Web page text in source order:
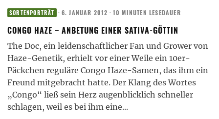
SORTENPORTRÄT · 6. JANUAR 2012 · 10 MINUTEN LESEDAUER
CONGO HAZE – ANBETUNG EINER SATIVA-GÖTTIN
The Doc, ein leidenschaftlicher Fan und Grower von
Haze-Genetik, erhielt vor einer Weile ein 10er-
Päckchen reguläre Congo Haze-Samen, das ihm ein
Freund mitgebracht hatte. Der Klang des Wortes
„Congo“ ließ sein Herz augenblicklich schneller
schlagen, weil es bei ihm eine...